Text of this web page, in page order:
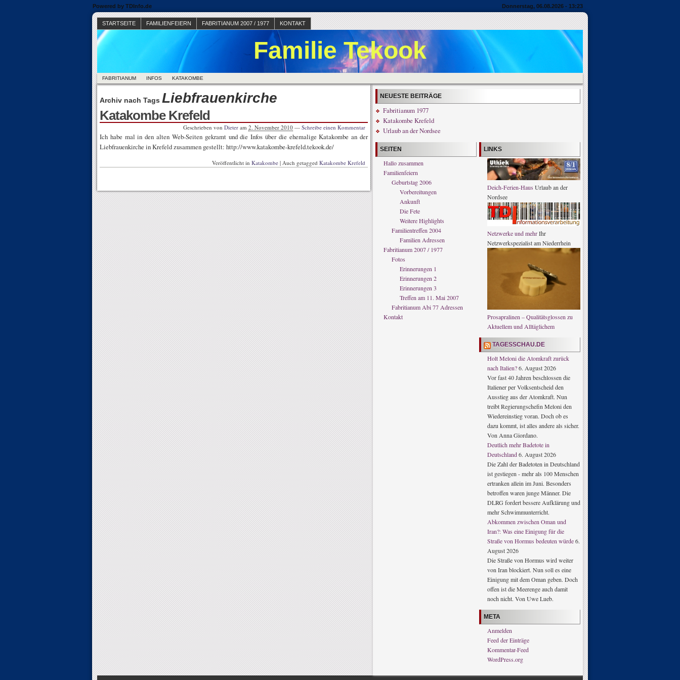
Powered by TDInfo.de Donnerstag, 06.08.2026 - 13:23
STARTSEITE FAMILIENFEIERN FABRITIANUM 2007 / 1977 KONTAKT
Familie Tekook
FABRITIANUM INFOS KATAKOMBE
Archiv nach Tags Liebfrauenkirche
Katakombe Krefeld
Geschrieben von Dieter am 2. November 2010 — Schreibe einen Kommentar
Ich habe mal in den alten Web-Seiten gekramt und die Infos über die ehemalige Katakombe an der
Liebfrauenkirche in Krefeld zusammen gestellt: http://www.katakombe-krefeld.tekook.de/
Veröffentlicht in Katakombe | Auch getagged Katakombe Krefeld
NEUESTE BEITRÄGE
Fabritianum 1977
Katakombe Krefeld
Urlaub an der Nordsee
SEITEN
Hallo zusammen
Familienfeiern
Geburtstag 2006
Vorbereitungen
Ankunft
Die Fete
Weitere Highlights
Familientreffen 2004
Familien Adressen
Fabritianum 2007 / 1977
Fotos
Erinnerungen 1
Erinnerungen 2
Erinnerungen 3
Treffen am 11. Mai 2007
Fabritianum Abi 77 Adressen
Kontakt
LINKS
Deich-Ferien-Haus Urlaub an der
Nordsee
Netzwerke und mehrIhr
Netzwerkspezialist am Niederrhein
Prosapralinen – Qualitätsglossen zu
Aktuellem und Alltäglichem
TAGESSCHAU.DE
Holt Meloni die Atomkraft zurück
nach Italien?6. August 2026
Vor fast 40 Jahren beschlossen die
Italiener per Volksentscheid den
Ausstieg aus der Atomkraft. Nun
treibt Regierungschefin Meloni den
Wiedereinstieg voran. Doch ob es
dazu kommt, ist alles andere als sicher.
Von Anna Giordano.
Deutlich mehr Badetote in
Deutschland6. August 2026
Die Zahl der Badetoten in Deutschland
ist gestiegen - mehr als 100 Menschen
ertranken allein im Juni. Besonders
betroffen waren junge Männer. Die
DLRG fordert bessere Aufklärung und
mehr Schwimmunterricht.
Abkommen zwischen Oman und
Iran?: Was eine Einigung für die
Straße von Hormus bedeuten würde6.
August 2026
Die Straße von Hormus wird weiter
von Iran blockiert. Nun soll es eine
Einigung mit dem Oman geben. Doch
offen ist die Meerenge auch damit
noch nicht. Von Uwe Lueb.
META
Anmelden
Feed der Einträge
Kommentar-Feed
WordPress.org